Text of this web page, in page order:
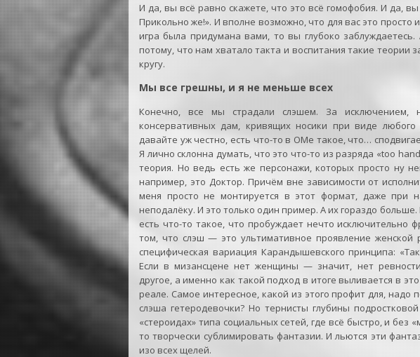
И да, вы всё равно скажете, что это всё гомофобия. И да,
Прикольно же!». И вполне возможно, что для вас это просто
игра была придумана вами, то вы глубоко
потому, что нам хватало такта и воспитания такие теории
кругу.
Мы все грешны, и я не меньше всех
Конечно, все мы страдали слэшем. За исключением,
консервативных дам, кривящих носики при виде
давайте уж честно, есть что-то в ОМе такое, что…
Я лично склонна думать, что это что-то из разряда «too
теория. Но ведь есть же персонажи, которых просто ну
например, это Доктор. Причём вне зависимости от
меня просто не монтируется в этот формат, даже при
неподалёку. И это только один пример. А их гораздо
есть что-то такое, что пробуждает нечто исключительно
том, что слэш — это ультимативное проявление женской
специфическая вариация Карандышевского принципа:
Если в мизансцене нет женщины — значит, нет
другое, а именно как такой подход в итоге выливается в
реале. Самое интересное, какой из этого профит для, надо
слэша гетеродевочки? Но тернисты глубины
«стероидах» типа социальных сетей, где всё быстро, и без
то творчески сублимировать фантазии. И льются эти
изо всех щелей.